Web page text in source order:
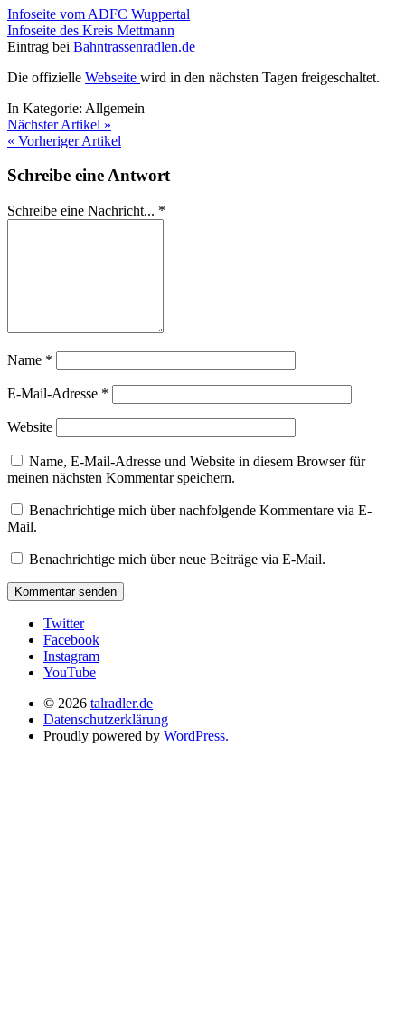
Infoseite vom ADFC Wuppertal
Infoseite des Kreis Mettmann
Eintrag bei Bahntrassenradlen.de
Die offizielle Webseite wird in den nächsten Tagen freigeschaltet.
In Kategorie: Allgemein
Nächster Artikel »
« Vorheriger Artikel
Schreibe eine Antwort
Schreibe eine Nachricht... *
Name *
E-Mail-Adresse *
Website
Name, E-Mail-Adresse und Website in diesem Browser für
meinen nächsten Kommentar speichern.
Benachrichtige mich über nachfolgende Kommentare via E-
Mail.
Benachrichtige mich über neue Beiträge via E-Mail.
Twitter
Facebook
Instagram
YouTube
© 2026 talradler.de
Datenschutzerklärung
Proudly powered by WordPress.